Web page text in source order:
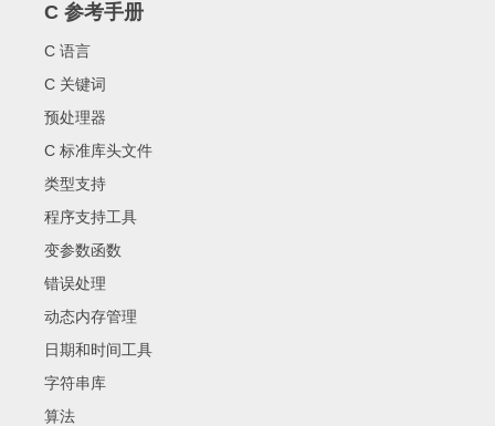
C 参考手册
C 语言
C 关键词
预处理器
C 标准库头文件
类型支持
程序支持工具
变参数函数
错误处理
动态内存管理
日期和时间工具
字符串库
算法